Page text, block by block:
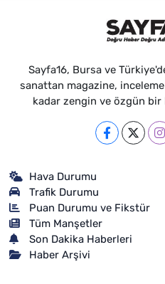
Sayfa16, Bursa ve
sanattan magazine,
kadar zengin ve özgün
Hava Durumu
Trafik Durumu
Puan Durumu ve Fikstür
Tüm Manşetler
Son Dakika Haberleri
Haber Arşivi